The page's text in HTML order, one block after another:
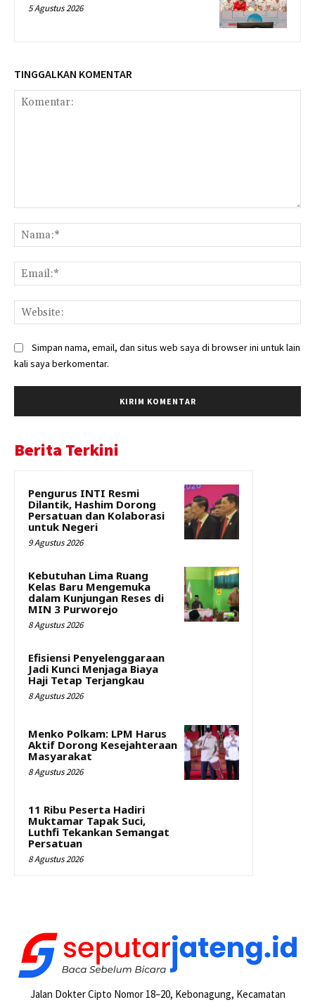
5 Agustus 2026
TINGGALKAN KOMENTAR
Simpan nama, email, dan situs web saya di browser ini untuk lain
kali saya berkomentar.
Berita Terkini
Pengurus INTI Resmi
Dilantik, Hashim Dorong
Persatuan dan Kolaborasi
untuk Negeri
9 Agustus 2026
Kebutuhan Lima Ruang
Kelas Baru Mengemuka
dalam Kunjungan Reses di
MIN 3 Purworejo
8 Agustus 2026
Efisiensi Penyelenggaraan
Jadi Kunci Menjaga Biaya
Haji Tetap Terjangkau
8 Agustus 2026
Menko Polkam: LPM Harus
Aktif Dorong Kesejahteraan
Masyarakat
8 Agustus 2026
11 Ribu Peserta Hadiri
Muktamar Tapak Suci,
Luthfi Tekankan Semangat
Persatuan
8 Agustus 2026
Jalan Dokter Cipto Nomor 18–20, Kebonagung, Kecamatan